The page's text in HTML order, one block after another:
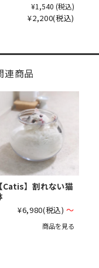
¥1,540 (税込)
¥2,200(税込)
連商品
【Catis】割れない猫
¥6,980(税込) ～
商品を見る